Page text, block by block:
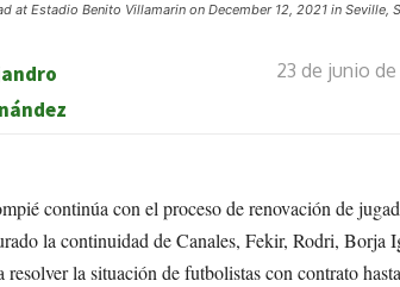
at Estadio Benito Villamarin on December 12, 2021 in Seville,
23 de junio
continúa con el proceso de renovación de
la continuidad de Canales, Fekir, Rodri,
resolver la situación de futbolistas con contrato